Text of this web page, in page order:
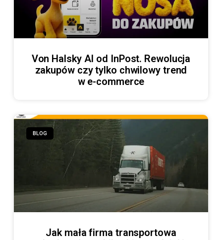
Von Halsky AI od InPost. Rewolucja
zakupów czy tylko chwilowy trend
w e-commerce
BLOG
Jak mała firma transportowa